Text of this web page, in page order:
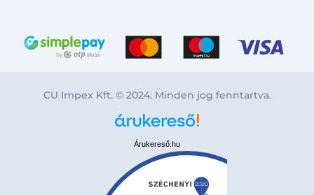
CU Impex Kft. © 2024. Minden jog fenntartva.
Árukereső.hu